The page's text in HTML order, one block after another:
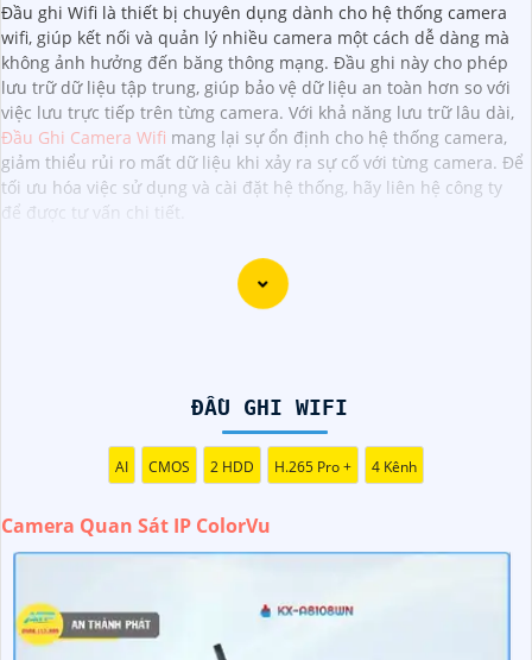
Đầu ghi Wifi là thiết bị chuyên dụng dành cho hệ thống camera
wifi, giúp kết nối và quản lý nhiều camera một cách dễ dàng mà
không ảnh hưởng đến băng thông mạng. Đầu ghi này cho phép
lưu trữ dữ liệu tập trung, giúp bảo vệ dữ liệu an toàn hơn so với
việc lưu trực tiếp trên từng camera. Với khả năng lưu trữ lâu dài,
Đầu Ghi Camera Wifi mang lại sự ổn định cho hệ thống camera,
giảm thiểu rủi ro mất dữ liệu khi xảy ra sự cố với từng camera. Để
tối ưu hóa việc sử dụng và cài đặt hệ thống, hãy liên hệ công ty
để được tư vấn chi tiết.
trong điều kiện ánh sáng yếu. Đây là một lựa chọn hoàn
hảo cho việc giám sát an ninh 24/7 trong môi trường thiếu
ánh sáng. Mẫu camera này được thiết kế hiện đại, dễ lắp
đặt và cài đặt, phù hợp với nhiều không gian như văn
IP ColorVu cung cấp khả năng quan sát từ xa qua hệ thống
mọi lúc mọi nơi thông qua ứng dụng di động.
ĐẦU GHI WIFI
AI CMOS 2 HDD H.265 Pro + 4 Kênh
Camera Quan Sát IP ColorVu